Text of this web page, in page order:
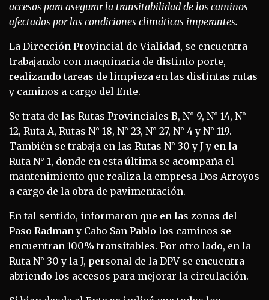
accesos para asegurar la transitabilidad de los caminos
afectados por las condiciones climáticas imperantes.
La Dirección Provincial de Vialidad, se encuentra
trabajando con maquinaria de distinto porte,
realizando tareas de limpieza en las distintas rutas
y caminos a cargo del Ente.
Se trata de las Rutas Provinciales B, N° 9, N° 14, N°
12, Ruta A, Rutas N° 18, N° 23, N° 27, N° 4 y N° 119.
También se trabaja en las Rutas N° 30 y J y en la
Ruta N° 1, donde en esta última se acompaña el
mantenimiento que realiza la empresa Dos Arroyos
a cargo de la obra de pavimentación.
En tal sentido, informaron que en las zonas del
Paso Radman y Cabo San Pablo los caminos se
encuentran 100% transitables. Por otro lado, en la
Ruta N° 30 y la J, personal de la DPV se encuentra
abriendo los accesos para mejorar la circulación.